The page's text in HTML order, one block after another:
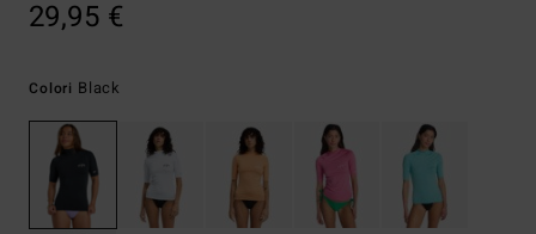
29,95 €
Colori Black